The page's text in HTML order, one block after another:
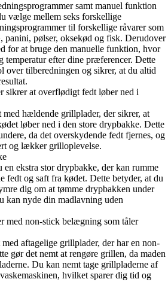
samt manuel funktion
vælge mellem seks forskellige
til forskellige råvarer som
panini, pølser, oksekød og fisk. Derudover
for at bruge den manuelle funktion, hvor
temperatur efter dine præferencer. Dette
over tilberedningen og sikrer, at du altid
sikrer at overflødigt fedt løber ned i
hældende grillplader, der sikrer, at
løber ned i den store drypbakke. Dette
da det overskydende fedt fjernes, og
og lækker grilloplevelse.
ekstra stor drypbakke, der kan rumme
fedt og saft fra kødet. Dette betyder, at du
dig om at tømme drypbakken under
kan nyde din madlavning uden
med non-stick belægning som tåler
aftagelige grillplader, der har en non-
gør det nemt at rengøre grillen, da maden
Du kan nemt tage grillpladerne af
hvilket sparer dig tid og